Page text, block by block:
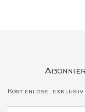
Kostenlose